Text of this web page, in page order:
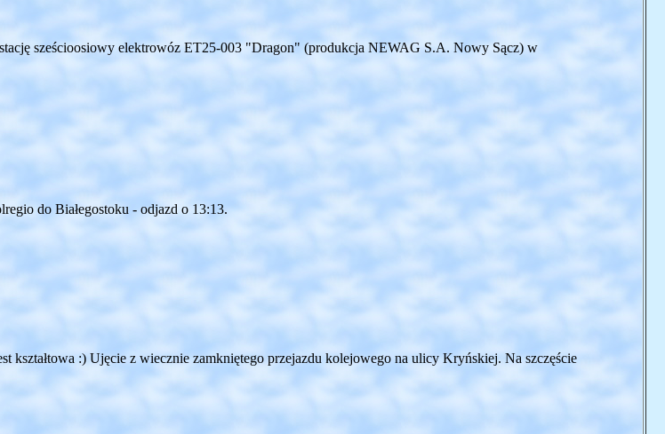
sześcioosiowy elektrowóz ET25-003 "Dragon" (produkcja NEWAG S.A. Nowy Sącz) w
do Białegostoku - odjazd o 13:13.
kształtowa :) Ujęcie z wiecznie zamkniętego przejazdu kolejowego na ulicy Kryńskiej. Na szczęście